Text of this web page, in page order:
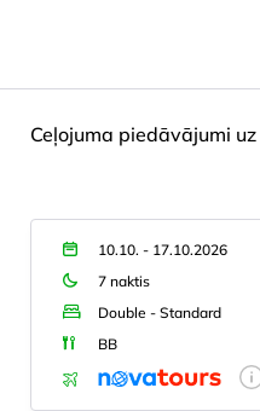
Ceļojuma piedāvājumi uz
10.10. - 17.10.2026
7 naktis
Double - Standard
BB